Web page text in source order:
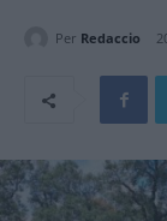
Per Redaccio